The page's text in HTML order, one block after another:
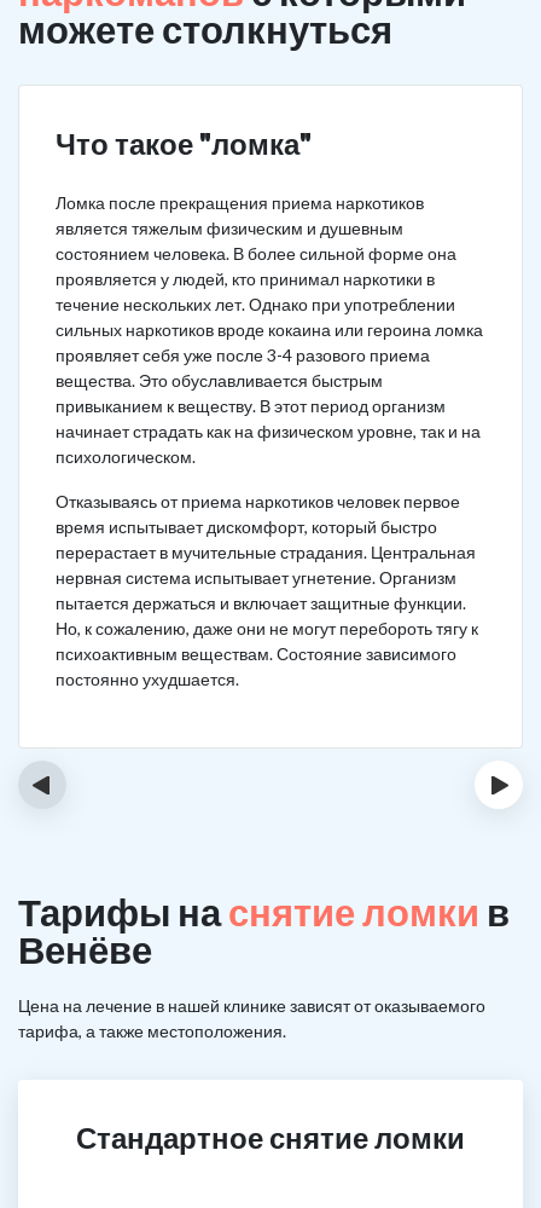
можете столкнуться
Что такое "ломка"
Ломка после прекращения приема наркотиков
является тяжелым физическим и душевным
состоянием человека. В более сильной форме она
проявляется у людей, кто принимал наркотики в
течение нескольких лет. Однако при употреблении
сильных наркотиков вроде кокаина или героина ломка
проявляет себя уже после 3-4 разового приема
вещества. Это обуславливается быстрым
привыканием к веществу. В этот период организм
начинает страдать как на физическом уровне, так и на
психологическом.
Отказываясь от приема наркотиков человек первое
время испытывает дискомфорт, который быстро
перерастает в мучительные страдания. Центральная
нервная система испытывает угнетение. Организм
пытается держаться и включает защитные функции.
Но, к сожалению, даже они не могут перебороть тягу к
психоактивным веществам. Состояние зависимого
постоянно ухудшается.
‹ ›
Тарифы наснятие ломки в
Венёве
Цена на лечение в нашей клинике зависят от оказываемого
тарифа, а также местоположения.
Стандартное снятие ломки